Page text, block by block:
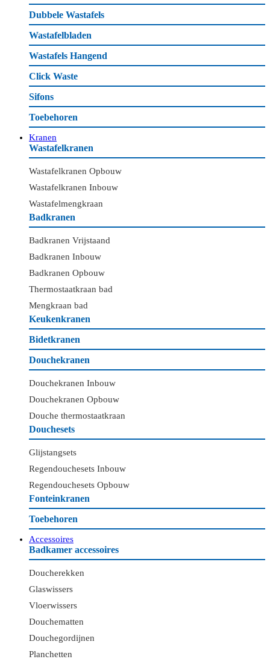
Dubbele Wastafels
Wastafelbladen
Wastafels Hangend
Click Waste
Sifons
Toebehoren
Kranen
Wastafelkranen
Wastafelkranen Opbouw
Wastafelkranen Inbouw
Wastafelmengkraan
Badkranen
Badkranen Vrijstaand
Badkranen Inbouw
Badkranen Opbouw
Thermostaatkraan bad
Mengkraan bad
Keukenkranen
Bidetkranen
Douchekranen
Douchekranen Inbouw
Douchekranen Opbouw
Douche thermostaatkraan
Douchesets
Glijstangsets
Regendouchesets Inbouw
Regendouchesets Opbouw
Fonteinkranen
Toebehoren
Accessoires
Badkamer accessoires
Doucherekken
Glaswissers
Vloerwissers
Douchematten
Douchegordijnen
Planchetten